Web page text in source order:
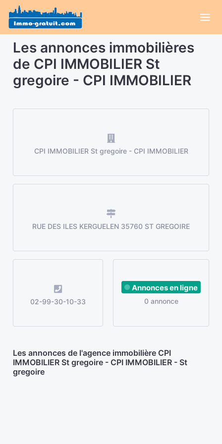
Les annonces immobilières
de CPI IMMOBILIER St
gregoire - CPI IMMOBILIER
CPI IMMOBILIER St gregoire - CPI IMMOBILIER
RUE DES ILES KERGUELEN 35760 ST GREGOIRE
02-99-30-10-33
Annonces en ligne
0 annonce
Les annonces de l'agence immobilière CPI
IMMOBILIER St gregoire - CPI IMMOBILIER - St
gregoire